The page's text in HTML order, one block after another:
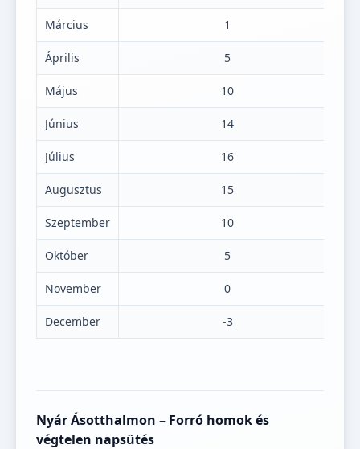
Március 1
Április 5
Május 10
Június 14
Július 16
Augusztus 15
Szeptember 10
Október 5
November 0
December -3
Nyár Ásotthalmon – Forró homok és
végtelen napsütés